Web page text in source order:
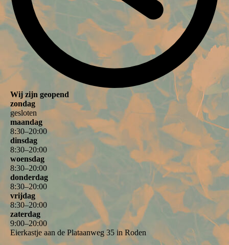
Wij zijn geopend
zondag
gesloten
maandag
8:30–20:00
dinsdag
8:30–20:00
woensdag
8:30–20:00
donderdag
8:30–20:00
vrijdag
8:30–20:00
zaterdag
9:00–20:00
Eierkastje aan de Plataanweg 35 in Roden